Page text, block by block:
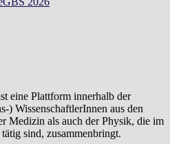
eine Plattform innerhalb der
) WissenschaftlerInnen aus den
Medizin als auch der Physik, die im
sind, zusammenbringt.